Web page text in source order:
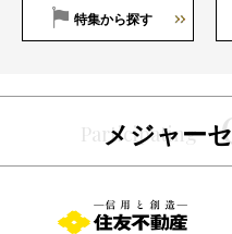
特集から探す
メジャー